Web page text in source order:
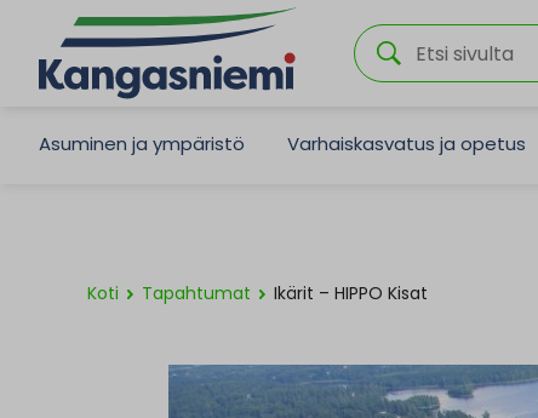
Asuminen ja ympäristö Varhaiskasvatus ja opetus
Koti Tapahtumat Ikärit – HIPPO Kisat